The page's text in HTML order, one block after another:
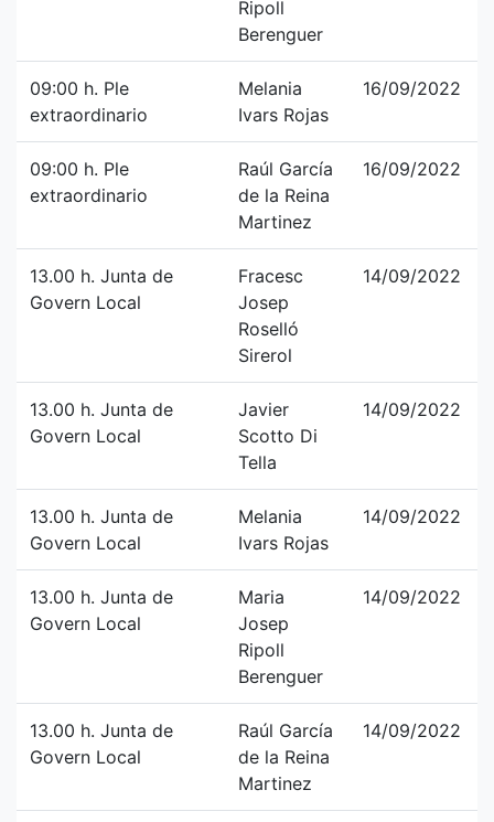
Ripoll
Berenguer
09:00 h. Ple
extraordinario
Melania
Ivars Rojas
16/09/2022
09:00 h. Ple
extraordinario
Raúl García
de la Reina
Martinez
16/09/2022
13.00 h. Junta de
Govern Local
Fracesc
Josep
Roselló
Sirerol
14/09/2022
13.00 h. Junta de
Govern Local
Javier
Scotto Di
Tella
14/09/2022
13.00 h. Junta de
Govern Local
Melania
Ivars Rojas
14/09/2022
13.00 h. Junta de
Govern Local
Maria
Josep
Ripoll
Berenguer
14/09/2022
13.00 h. Junta de
Govern Local
Raúl García
de la Reina
Martinez
14/09/2022